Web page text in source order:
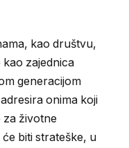
kao društvu,
kao zajednica
generacijom
onima koji
za životne
biti strateške, u